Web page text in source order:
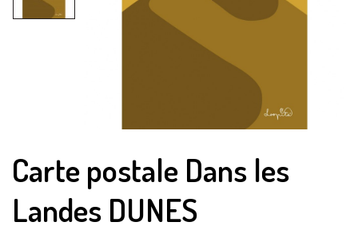
Carte postale Dans les
Landes DUNES